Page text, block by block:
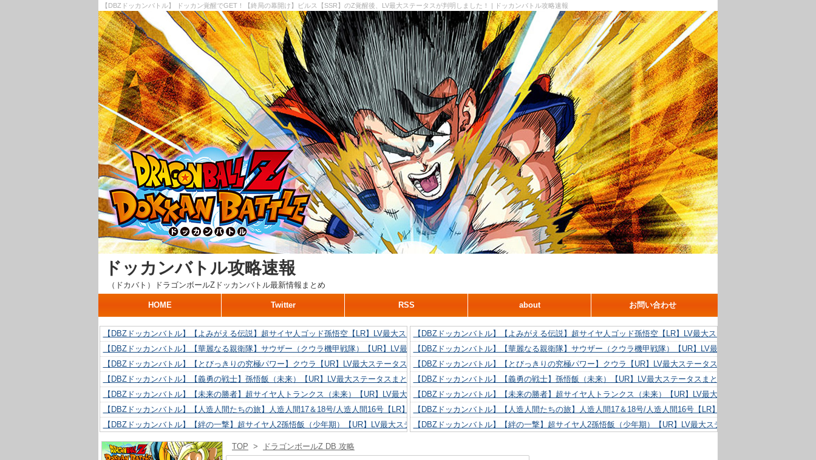
【DBZドッカンバトル】 ドッカン覚醒でGET！【終局の幕開け】ビルス【SSR】のZ覚醒後、LV最大ステータスが判明しました！ | ドッカンバトル攻略速報
ドッカンバトル攻略速報
（ドカバト）ドラゴンボールZドッカンバトル最新情報まとめ
HOME Twitter RSS about お問い合わせ
【DBZドッカンバトル】【よみがえる伝説】超サイヤ人ゴッド孫悟空【LR】LV最大ステータスまとめ！
【DBZドッカンバトル】【華麗なる親衛隊】サウザー（クウラ機甲戦隊）【UR】LV最大ステータスまとめ！
【DBZドッカンバトル】【とびっきりの究極パワー】クウラ【UR】LV最大ステータスまとめ！
【DBZドッカンバトル】【義勇の戦士】孫悟飯（未来）【UR】LV最大ステータスまとめ！
【DBZドッカンバトル】【未来の勝者】超サイヤ人トランクス（未来）【UR】LV最大ステータスまとめ！
【DBZドッカンバトル】【人造人間たちの旅】人造人間17＆18号/人造人間16号【LR】LV最大ステータスまとめ！
【DBZドッカンバトル】【絆の一撃】超サイヤ人2孫悟飯（少年期）【UR】LV最大ステータスまとめ！
【DBZドッカンバトル】【抗い続ける精神力】人造人間18号【UR】LV最大ステータスまとめ！
【DBZドッカンバトル】【技巧とひらめき】クリリン【UR】LV最大ステータスまとめ！
【DBZドッカンバトル】【よみがえる伝説】超サイヤ人ゴッド孫悟空【LR】LV最大ステータスまとめ！
【DBZドッカンバトル】【華麗なる親衛隊】サウザー（クウラ機甲戦隊）【UR】LV最大ステータスまとめ！
【DBZドッカンバトル】【とびっきりの究極パワー】クウラ【UR】LV最大ステータスまとめ！
【DBZドッカンバトル】【義勇の戦士】孫悟飯（未来）【UR】LV最大ステータスまとめ！
【DBZドッカンバトル】【未来の勝者】超サイヤ人トランクス（未来）【UR】LV最大ステータスまとめ！
【DBZドッカンバトル】【人造人間たちの旅】人造人間17＆18号/人造人間16号【LR】LV最大ステータスまとめ！
【DBZドッカンバトル】【絆の一撃】超サイヤ人2孫悟飯（少年期）【UR】LV最大ステータスまとめ！
【DBZドッカンバトル】【技巧とひらめき】クリリン【UR】LV最大ステータスまとめ！
TOP > ドラゴンボールZ DB 攻略